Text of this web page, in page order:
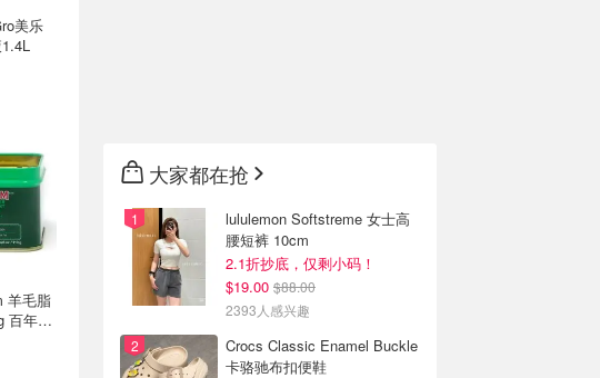
美乐
羊毛脂
百年经
大家都在抢
lululemon Softstreme 女士高
腰短裤 10cm
2.1折抄底，仅剩小码！
$19.00 $88.00
2393人感兴趣
Crocs Classic Enamel Buckle
卡骆驰布扣便鞋